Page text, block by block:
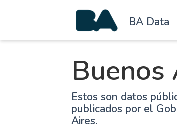
BA Data
Buenos
Estos son datos
publicados por el
Aires.